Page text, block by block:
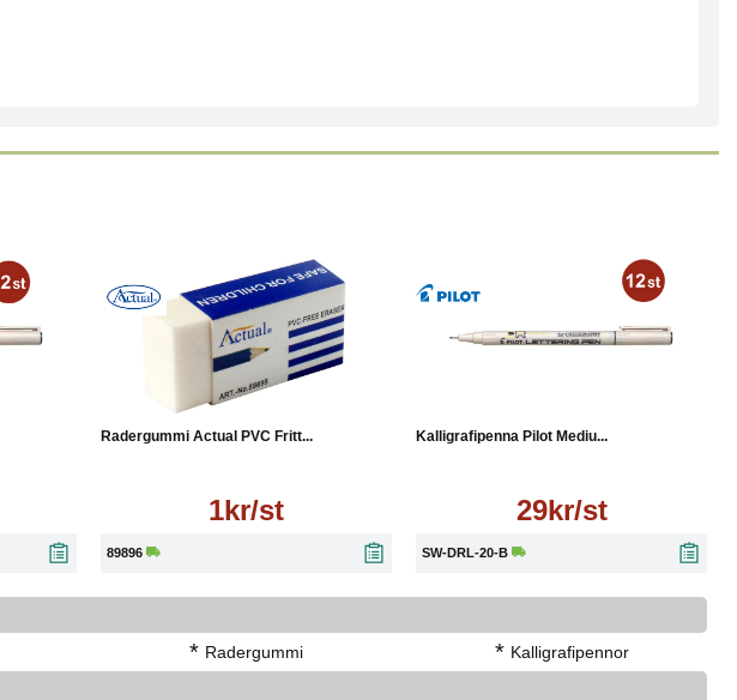
Radergummi Actual PVC Fritt...
1kr/st
89896
Läs mer
Kalligrafipenna Pilot Mediu...
29kr/st
SW-DRL-20-B
* Radergummi * Kalligrafipennor